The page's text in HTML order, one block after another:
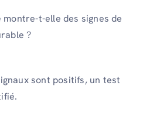
t-elle des signes de
?
sont positifs, un test